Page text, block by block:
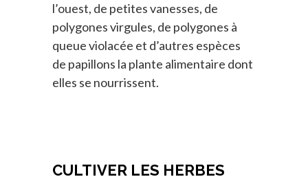
l’ouest, de petites vanesses, de
polygones virgules, de polygones à
queue violacée et d’autres espèces
de papillons la plante alimentaire dont
elles se nourrissent.
CULTIVER LES HERBES